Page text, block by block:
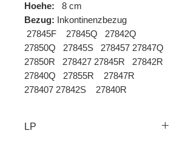
Hoehe:
8 cm
Bezug: Inkontinenzbezug
27850Q   27845S   278457 27847Q
27850R   278427 27845R   27842R
27840Q   27855R    27847R
278407 27842S    27840R
LP